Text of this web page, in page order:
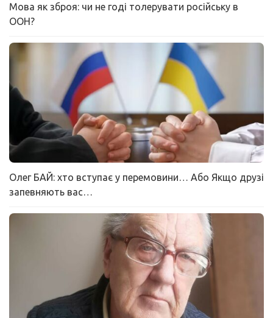
Мова як зброя: чи не годі толерувати російську в
ООН?
Олег БАЙ: хто вступає у перемовини… Або Якщо друзі
запевняють вас…